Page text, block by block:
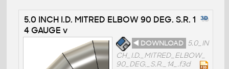
5.0 INCH I.D. MITRED ELBOW 90 DEG. S.R. 1
4 GAUGE v
◄ DOWNLOAD 5.0_IN
CH_I.D._MITRED_ELBOW_
90_DEG._S.R._14_.f3d